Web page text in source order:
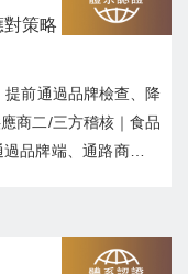
策略
前通過品牌檢查、降
商二/三方稽核｜食品
品牌端、通路商、客